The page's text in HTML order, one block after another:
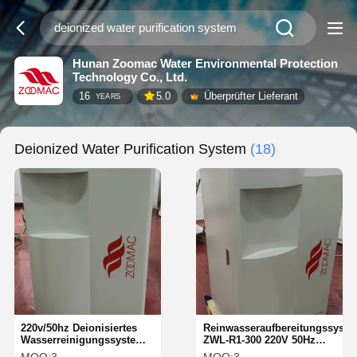
Hunan Zoomac Water Environmental Protection
Technology Co., Ltd.
16 YEARS 5.0 Überprüfter Lieferant
Deionized Water Purification System (18)
220v/50hz Deionisiertes
Wasserreinigungssystem
Deionisiertes
ZWL-R1-300 220V 50Hz
Automatisch